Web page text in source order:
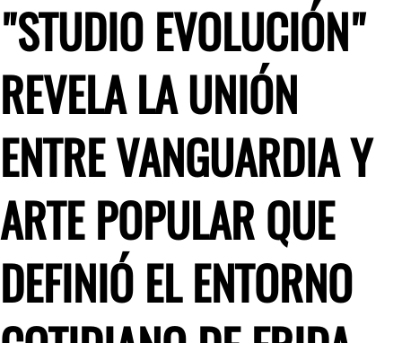
"STUDIO EVOLUCIÓN"
REVELA LA UNIÓN
ENTRE VANGUARDIA Y
ARTE POPULAR QUE
DEFINIÓ EL ENTORNO